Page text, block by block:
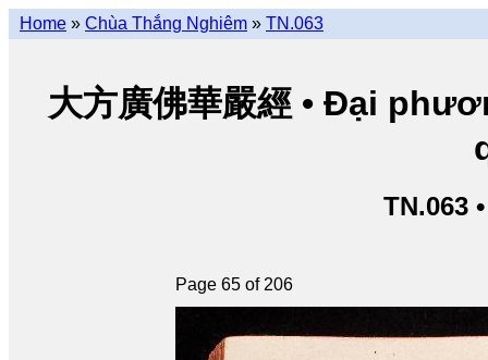
Home » Chùa Thắng Nghiêm » TN.063
大方廣佛華嚴經 • Đại
TN.063
Page 65 of 206